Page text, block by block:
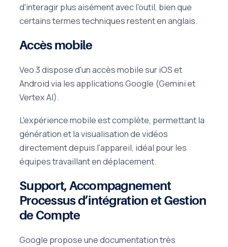
d'interagir plus aisément avec l'outil, bien que
certains termes techniques restent en anglais.
Accès mobile
Veo 3 dispose d'un accès mobile sur iOS et
Android via les applications Google (Gemini et
Vertex AI).
L'expérience mobile est complète, permettant la
génération et la visualisation de vidéos
directement depuis l'appareil, idéal pour les
équipes travaillant en déplacement.
Support, Accompagnement
Processus d’intégration et Gestion
de Compte
Google propose une documentation très